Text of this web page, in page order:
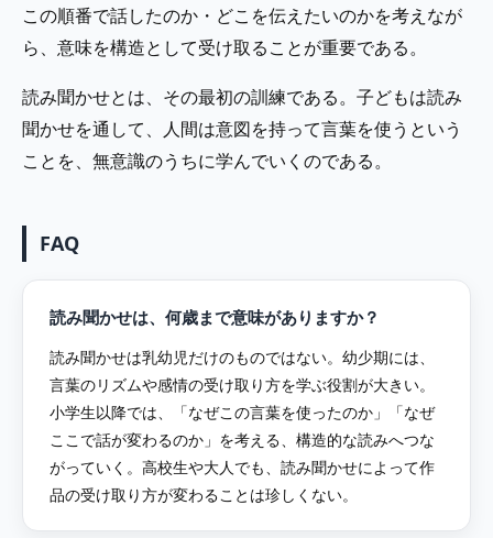
この順番で話したのか・どこを伝えたいのかを考えなが
ら、意味を構造として受け取ることが重要である。
読み聞かせとは、その最初の訓練である。子どもは読み
聞かせを通して、人間は意図を持って言葉を使うという
ことを、無意識のうちに学んでいくのである。
FAQ
読み聞かせは、何歳まで意味がありますか？
読み聞かせは乳幼児だけのものではない。幼少期には、
言葉のリズムや感情の受け取り方を学ぶ役割が大きい。
小学生以降では、「なぜこの言葉を使ったのか」「なぜ
ここで話が変わるのか」を考える、構造的な読みへつな
がっていく。高校生や大人でも、読み聞かせによって作
品の受け取り方が変わることは珍しくない。